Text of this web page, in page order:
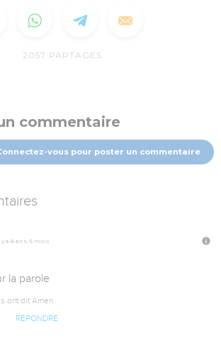
2057 PARTAGES
commentaire
vous pour poster un commentaire
y a 8 ans, 5 mois
la parole
ont dit Amen
RÉPONDRE